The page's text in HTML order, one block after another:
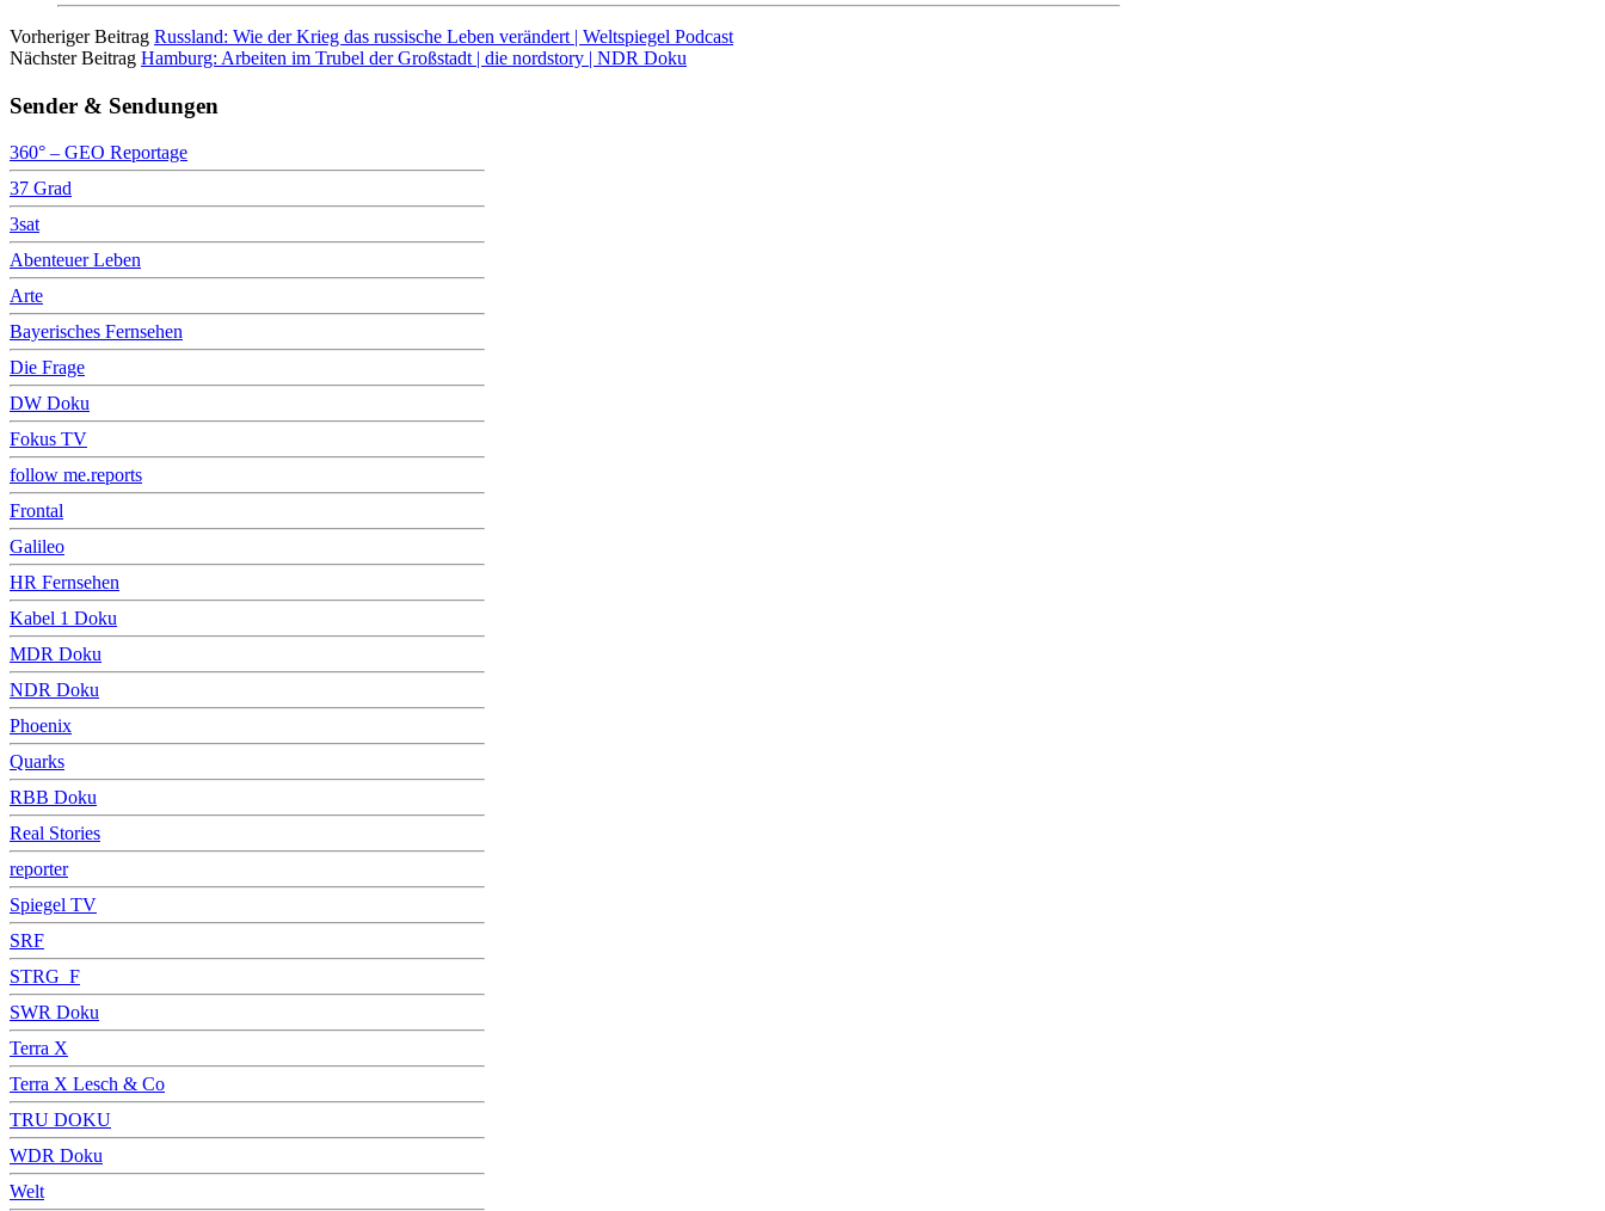
Vorheriger Beitrag Russland: Wie der Krieg das russische Leben verändert | Weltspiegel Podcast
Nächster Beitrag Hamburg: Arbeiten im Trubel der Großstadt | die nordstory | NDR Doku
Sender & Sendungen
360° – GEO Reportage
37 Grad
3sat
Abenteuer Leben
Arte
Bayerisches Fernsehen
Die Frage
DW Doku
Fokus TV
follow me.reports
Frontal
Galileo
HR Fernsehen
Kabel 1 Doku
MDR Doku
NDR Doku
Phoenix
Quarks
RBB Doku
Real Stories
reporter
Spiegel TV
SRF
STRG_F
SWR Doku
Terra X
Terra X Lesch & Co
TRU DOKU
WDR Doku
Welt